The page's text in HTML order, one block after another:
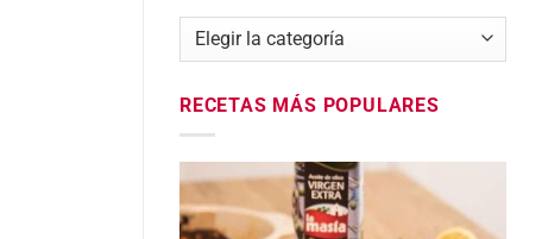
Categorías
RECETAS MÁS POPULARES